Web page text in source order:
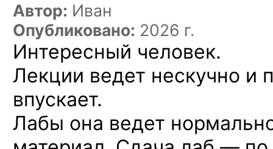
Автор: Иван
Опубликовано: 2026 г.
Интересный человек.
Лекции ведет нескучно и
впускает.
Лабы она ведет